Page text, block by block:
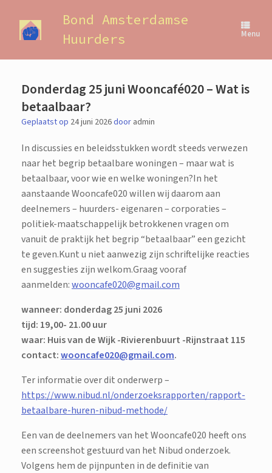
inhoud
Bond Amsterdamse
Huurders
Menu
Donderdag 25 juni Wooncafé020 – Wat is
betaalbaar?
Geplaatst op 24 juni 2026door admin
In discussies en beleidsstukken wordt steeds verwezen
naar het begrip betaalbare woningen – maar wat is
betaalbaar, voor wie en welke woningen?In het
aanstaande Wooncafe020 willen wij daarom aan
deelnemers – huurders- eigenaren – corporaties –
politiek-maatschappelijk betrokkenen vragen om
vanuit de praktijk het begrip “betaalbaar” een gezicht
te geven.Kunt u niet aanwezig zijn schriftelijke reacties
en suggesties zijn welkom.Graag vooraf
aanmelden:wooncafe020@gmail.com
wanneer: donderdag 25 juni 2026
tijd: 19,00- 21.00 uur
waar: Huis van de Wijk -Rivierenbuurt -Rijnstraat 115
contact:wooncafe020@gmail.com.
Ter informatie over dit onderwerp –
https://www.nibud.nl/onderzoeksrapporten/rapport-
betaalbare-huren-nibud-methode/
Een van de deelnemers van het Wooncafe020 heeft ons
een screenshot gestuurd van het Nibud onderzoek.
Volgens hem de pijnpunten in de definitie van